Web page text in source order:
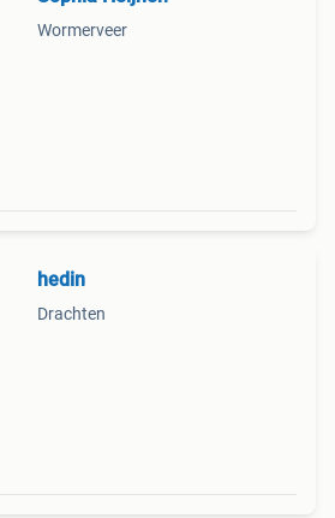
Wormerveer
hedin
Drachten